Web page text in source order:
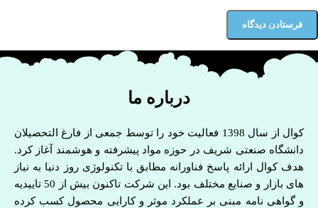
درباره ما
کوال از سال 1398 فعالیت خود را توسط جمعی از فارغ التحصیلان
دانشگاه صنعتی شریف در حوزه مواد پیشرفته و هوشمند آغاز کرد.
هدف کوال ارائه پاسخ فناورانه مطابق با تکنولوژی روز دنیا به نیاز
های بازار و صنایع مختلف بود. این شرکت تاکنون بیش از 50 تاییدیه
و گواهی نامه مبنی بر عملکرد موثر و کارایی محصول کسب کرده